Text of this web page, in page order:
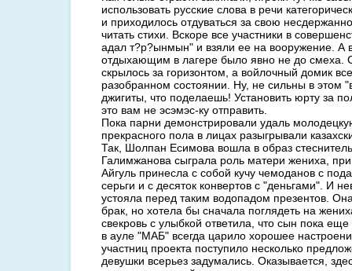
использовать русские слова в речи
и приходилось отдуваться за свою
читать стихи. Вскоре все участники в
адал т?р?ынмын" и взяли ее на вооружение. А
отдыхающим в лагере было явно не до смеха.
скрылось за горизонтом, а войлочный домик
разобранном состоянии. Ну, не сильны в этом
джигиты, что поделаешь! Установить юрту за
это вам не эсэмэс-ку отправить.
Пока парни демонстрировали удаль
прекрасного пола в лицах разыгрывали
Так, Шолпан Есимова вошла в образ
Галимжанова сыграла роль матери жениха,
Айгуль принесла с собой кучу чемоданов с
серьги и с десяток конвертов с "деньгами". И
устояла перед таким водопадом презентов.
брак, но хотела бы сначала поглядеть на
свекровь с улыбкой ответила, что сын пока
в ауле "МАБ" всегда царило хорошее
участниц проекта поступило несколько
девушки всерьез задумались. Оказывается,